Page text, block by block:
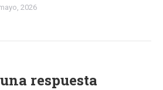
2026
respuesta